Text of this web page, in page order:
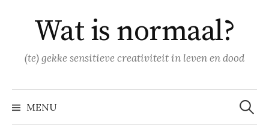
inhoud
springen
Wat is normaal?
(te) gekke sensitieve creativiteit in leven en dood
MENU
Zoeken
naar: